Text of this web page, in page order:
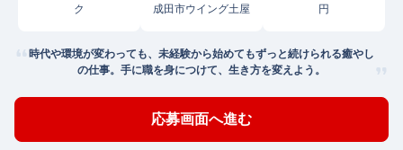
ク
成田市ウイング土屋
円
時代や環境が変わっても、未経験から始めてもずっと続けられる癒やし
の仕事。手に職を身につけて、生き方を変えよう。
応募画面へ進む